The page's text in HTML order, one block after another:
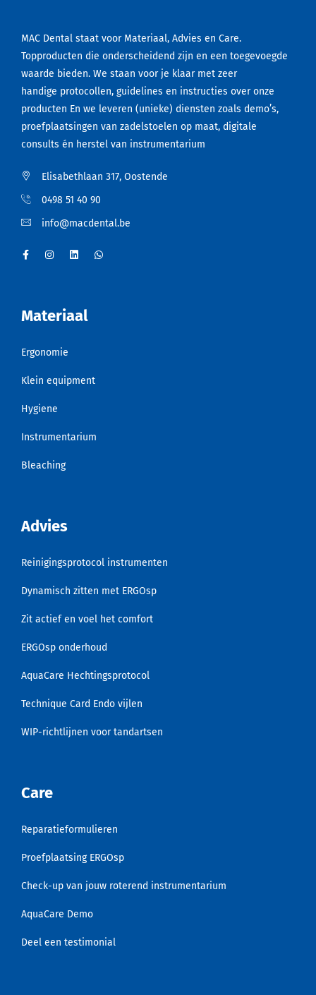
MAC Dental staat voor Materiaal, Advies en Care.
Topproducten die onderscheidend zijn en een toegevoegde
waarde bieden. We staan voor je klaar met zeer
handige protocollen, guidelines en instructies over onze
producten En we leveren (unieke) diensten zoals demo’s,
proefplaatsingen van zadelstoelen op maat, digitale
consults én herstel van instrumentarium
Elisabethlaan 317, Oostende
0498 51 40 90
info@macdental.be
Materiaal
Ergonomie
Klein equipment
Hygiene
Instrumentarium
Bleaching
Advies
Reinigingsprotocol instrumenten
Dynamisch zitten met ERGOsp
Zit actief en voel het comfort
ERGOsp onderhoud
AquaCare Hechtingsprotocol
Technique Card Endo vijlen
WIP-richtlijnen voor tandartsen
Care
Reparatieformulieren
Proefplaatsing ERGOsp
Check-up van jouw roterend instrumentarium
AquaCare Demo
Deel een testimonial